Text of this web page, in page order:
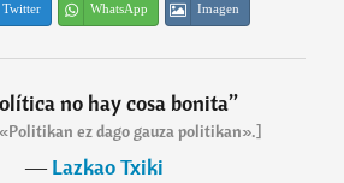
Twitter WhatsApp Imagen
no hay cosa bonita”
ez dago gauza politikan».]
―Lazkao Txiki